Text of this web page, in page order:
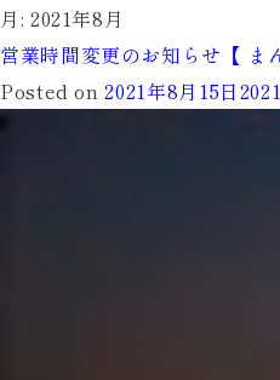
月: 2021年8月
営業時間変更のお知らせ【 ま
Posted on2021年8月15日